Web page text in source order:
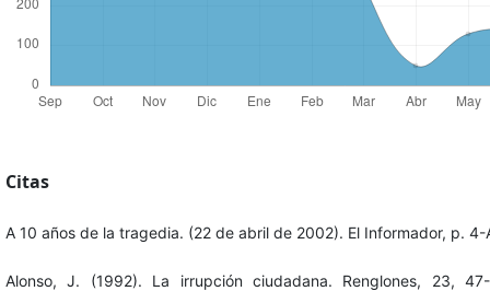
Citas
A 10 años de la tragedia. (22 de abril de 2002). El Informador, p. 4-
Alonso, J. (1992). La irrupción ciudadana. Renglones, 23,